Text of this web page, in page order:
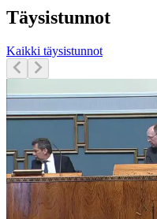
Täysistunnot
Kaikki täysistunnot